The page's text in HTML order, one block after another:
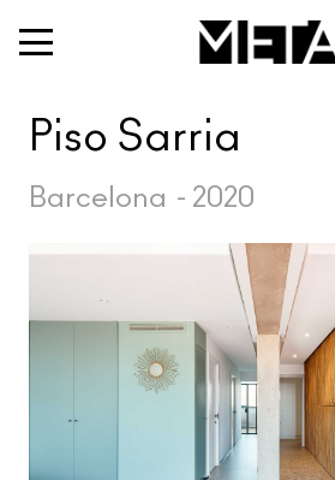
Piso Sarria
Barcelona - 2020